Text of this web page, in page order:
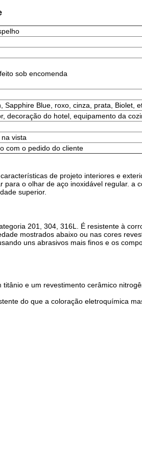
sob encomenda
Blue, roxo, cinza, prata, Biolet,
decoração do hotel, equipamento da
vista
com o pedido do cliente
de projeto interiores e
o olhar de aço inoxidável regular. a
superior.
201, 304, 316L. É resistente à
mostrados abaixo ou nas cores
uns abrasivos mais finos e os
e um revestimento cerâmico
do que a coloração eletroquímica